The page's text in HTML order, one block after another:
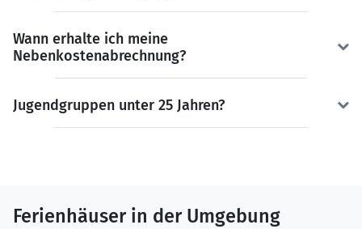
Wann erhalte ich meine
Nebenkostenabrechnung?
Jugendgruppen unter 25 Jahren?
Ferienhäuser in der Umgebung